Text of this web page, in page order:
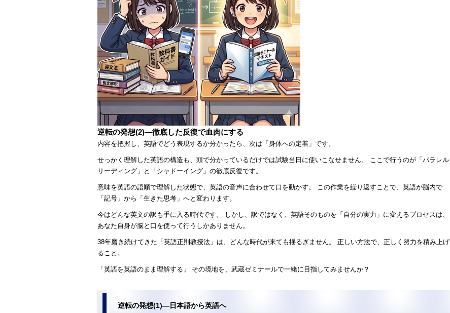
逆転の発想(2)―徹底した反復で血肉にする
内容を把握し、英語でどう表現するか分かったら、次は「身体への定着」です。
せっかく理解した英語の構造も、頭で分かっているだけでは試験当日に使いこなせません。 ここで行うのが「パラレル
リーディング」と「シャドーイング」の徹底反復です。
意味を英語の語順で理解した状態で、英語の音声に合わせて口を動かす。 この作業を繰り返すことで、英語が脳内で
「記号」から「生きた思考」へと変わります。
今はどんな英文の訳も手に入る時代です。 しかし、訳ではなく、英語そのものを「自分の実力」に変えるプロセスは、
あなた自身が脳と口を使って行うしかありません。
38年磨き続けてきた「英語正則教授法」は、どんな時代が来ても揺るぎません。 正しい方法で、正しく努力を積み上げ
ること。
「英語を英語のまま理解する」 その境地を、武蔵ゼミナールで一緒に目指してみませんか？
逆転の発想(1)―日本語から英語へ